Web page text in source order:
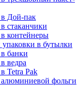
в Дой-пак
стаканчики
контейнеры
в бутылки
банки
ведра
Tetra Pak
фольги